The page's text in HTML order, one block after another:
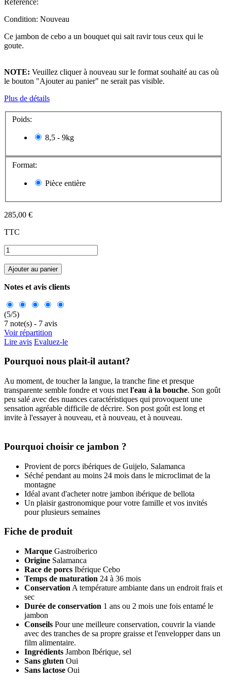
Condition: Nouveau
Ce jambon de cebo a un bouquet qui sait ravir tous ceux qui le
goute.
NOTE: Veuillez cliquer à nouveau sur le format souhaité au cas où
le bouton "Ajouter au panier" ne serait pas visible.
Plus de détails
Poids:
8,5 - 9kg
Format:
Pièce entière
285,00 €
TTC
Ajouter au panier
Notes et avis clients
(5/5)
7 note(s) - 7 avis
Voir répartition
Lire avis Evaluez-le
Pourquoi nous plait-il autant?
Au moment, de toucher la langue, la tranche fine et presque
transparente semble fondre et vous met l'eau à la bouche. Son goût
peu salé avec des nuances caractéristiques qui provoquent une
sensation agréable difficile de décrire. Son post goût est long et
invite à l'essayer à nouveau, et à nouveau, et à nouveau.
Pourquoi choisir ce jambon ?
Provient de porcs ibériques de Guijelo, Salamanca
Séché pendant au moins 24 mois dans le microclimat de la
montagne
Idéal avant d'acheter notre jambon ibérique de bellota
Un plaisir gastronomique pour votre famille et vos invités
pour plusieurs semaines
Fiche de produit
Marque Gastroiberico
Origine Salamanca
Race de porcs Ibérique Cebo
Temps de maturation 24 à 36 mois
Conservation A température ambiante dans un endroit frais et
sec
Durée de conservation 1 ans ou 2 mois une fois entamé le
jambon
Conseils Pour une meilleure conservation, couvrir la viande
avec des tranches de sa propre graisse et l'envelopper dans un
film alimentaire.
Ingrédients Jambon Ibérique, sel
Sans gluten Oui
Sans lactose Oui